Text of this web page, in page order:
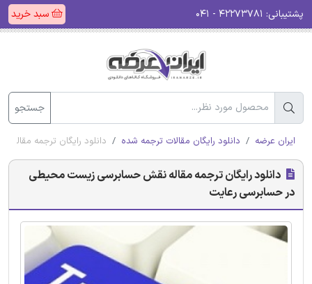
پشتیبانی: سبد خرید
جستجو
ایران عرضه دانلود رایگان مقالات ترجمه شده دانلود رایگان ترجمه
دانلود رایگان ترجمه مقاله نقش حسابرسی زیست محیطی
در حسابرسی رعایت